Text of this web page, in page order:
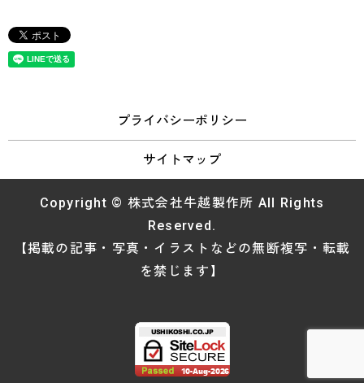
プライバシーポリシー
サイトマップ
Copyright © 株式会社牛越製作所 All Rights
Reserved.
【掲載の記事・写真・イラストなどの無断複写・転載
を禁じます】